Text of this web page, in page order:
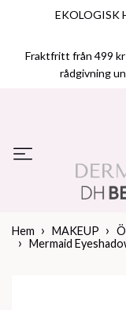
EKOLOGISK
Fraktfritt från 499 kr
rådgivning
Hem MAKEUP
Mermaid